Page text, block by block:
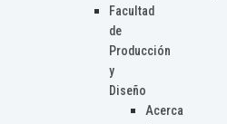
Facultad
de
Producción
y
Diseño
Acerca